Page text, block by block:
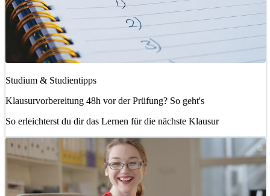
Studium & Studientipps
Klausurvorbereitung 48h vor der Prüfung? So geht's
So erleichterst du dir das Lernen für die nächste Klausur